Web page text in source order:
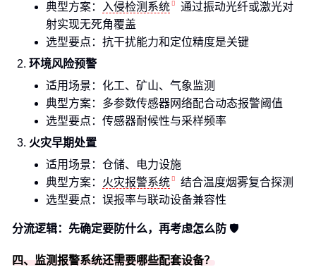
典型方案：
入侵检测系统
通过振动光纤或激光对
射实现无死角覆盖
选型要点：抗干扰能力和定位精度是关键
环境风险预警
适用场景：化工、矿山、气象监测
典型方案：多参数传感器网络配合动态报警阈值
选型要点：传感器耐候性与采样频率
火灾早期处置
适用场景：仓储、电力设施
典型方案： 火灾报警系统
结合温度烟雾复合探测
选型要点：误报率与联动设备兼容性
分流逻辑：先确定要防什么，再考虑怎么防 🛡️
四、监测报警系统还需要哪些配套设备？